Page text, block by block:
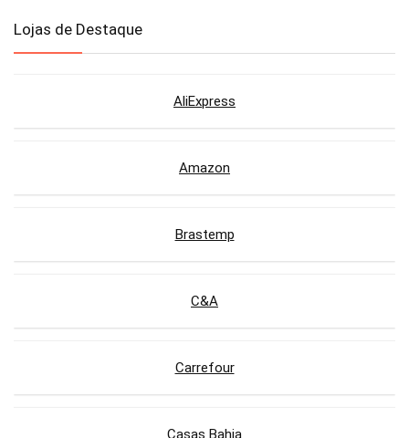
Lojas de Destaque
AliExpress
Amazon
Brastemp
C&A
Carrefour
Casas Bahia